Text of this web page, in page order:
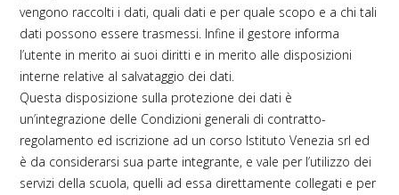
vengono raccolti i dati, quali dati e per quale scopo e a chi tali
dati possono essere trasmessi. Infine il gestore informa
l’utente in merito ai suoi diritti e in merito alle disposizioni
interne relative al salvataggio dei dati.
Questa disposizione sulla protezione dei dati è
un’integrazione delle Condizioni generali di contratto-
regolamento ed iscrizione ad un corso Istituto Venezia srl ed
è da considerarsi sua parte integrante, e vale per l’utilizzo dei
servizi della scuola, quelli ad essa direttamente collegati e per